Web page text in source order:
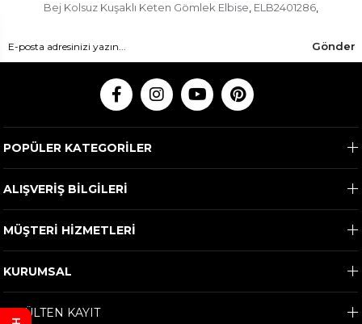
Bej Kolsuz Kuşaklı Keten Gömlek Elbise, ELB2401286,
Gönder
POPÜLER KATEGORİLER
ALIŞVERİŞ BİLGİLERİ
MÜŞTERİ HİZMETLERİ
KURUMSAL
E-BÜLTEN KAYIT